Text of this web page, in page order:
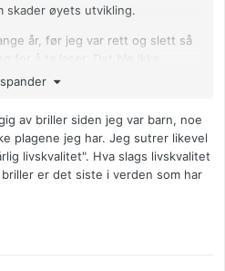
skader øyets utvikling.
år, før jeg var rett og slett så
for å ta laser. Det ble ikke
sterke kontraster og jeg
Og det visste jeg ikke den
i psykiatrien langt
hadde noen som helst
Undersøk mulighetene
Ikke drøm deg bort og
å ikke være avhengig av briller.
av briller siden jeg var barn, noe
plagene jeg har. Jeg sutrer likevel
livskvalitet". Hva slags livskvalitet
er det siste i verden som har